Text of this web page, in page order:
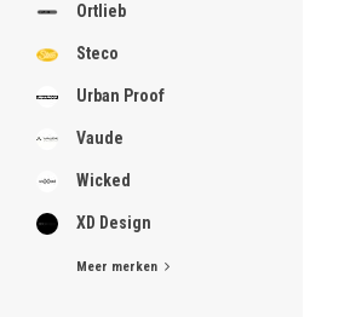
Ortlieb
Steco
Urban Proof
Vaude
Wicked
XD Design
Meer merken